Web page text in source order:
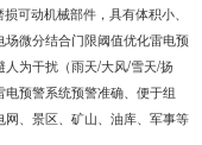
可动机械部件，具有体积小、
微分结合门限阈值优化雷电预
为干扰（雨天/大风/雪天/扬
预警系统预警准确、便于组
、景区、矿山、油库、军事等